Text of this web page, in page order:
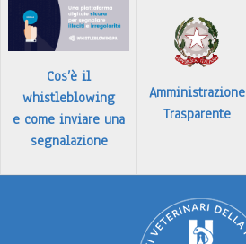
Cos’è il
whistleblowing
e come inviare una
segnalazione
Amministrazione
Trasparente